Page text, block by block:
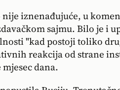
iznenađujuće, u
sajmu. Bilo je i
"kad postoji toliko
reakcija od strane
dana.